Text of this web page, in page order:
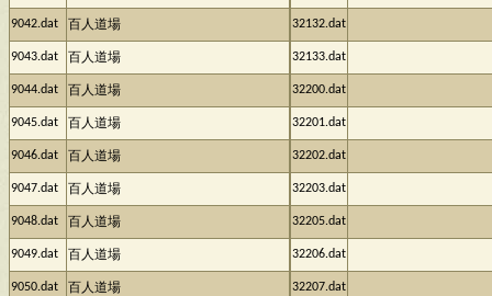
9042.dat 百人道場
9043.dat 百人道場
9044.dat 百人道場
9045.dat 百人道場
9046.dat 百人道場
9047.dat 百人道場
9048.dat 百人道場
9049.dat 百人道場
9050.dat 百人道場
32132.dat
32133.dat
32200.dat
32201.dat
32202.dat
32203.dat
32205.dat
32206.dat
32207.dat